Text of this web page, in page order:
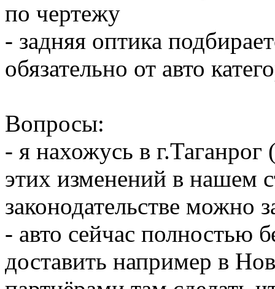
по чертежу
- задняя оптика
обязательно от авто
Вопросы:
- я нахожусь в г.Таганрог
этих изменений в нашем
законодательстве можно
- авто сейчас полностью
доставить например в